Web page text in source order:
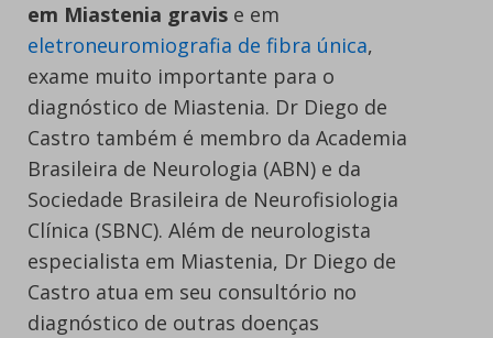
em Miastenia gravis e em
eletroneuromiografia de fibra única,
exame muito importante para o
diagnóstico de Miastenia. Dr Diego de
Castro também é membro da Academia
Brasileira de Neurologia (ABN) e da
Sociedade Brasileira de Neurofisiologia
Clínica (SBNC). Além de neurologista
especialista em Miastenia, Dr Diego de
Castro atua em seu consultório no
diagnóstico de outras doenças